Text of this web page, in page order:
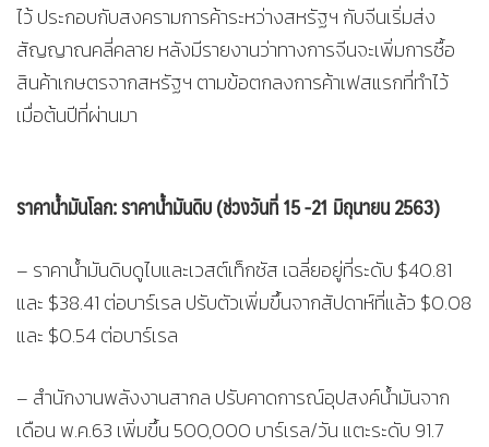
ไว้ ประกอบกับสงครามการค้าระหว่างสหรัฐฯ กับจีนเริ่มส่ง
สัญญาณคลี่คลาย หลังมีรายงานว่าทางการจีนจะเพิ่มการซื้อ
สินค้าเกษตรจากสหรัฐฯ ตามข้อตกลงการค้าเฟสแรกที่ทำไว้
เมื่อต้นปีที่ผ่านมา
ราคาน้ำมันโลก: ราคาน้ำมันดิบ (ช่วงวันที่ 15 -21 มิถุนายน 2563)
– ราคาน้ำมันดิบดูไบและเวสต์เท็กซัส เฉลี่ยอยู่ที่ระดับ $40.81
และ $38.41 ต่อบาร์เรล ปรับตัวเพิ่มขึ้นจากสัปดาห์ที่แล้ว $0.08
และ $0.54 ต่อบาร์เรล
– สำนักงานพลังงานสากล ปรับคาดการณ์อุปสงค์น้ำมันจาก
เดือน พ.ค.63 เพิ่มขึ้น 500,000 บาร์เรล/วัน แตะระดับ 91.7